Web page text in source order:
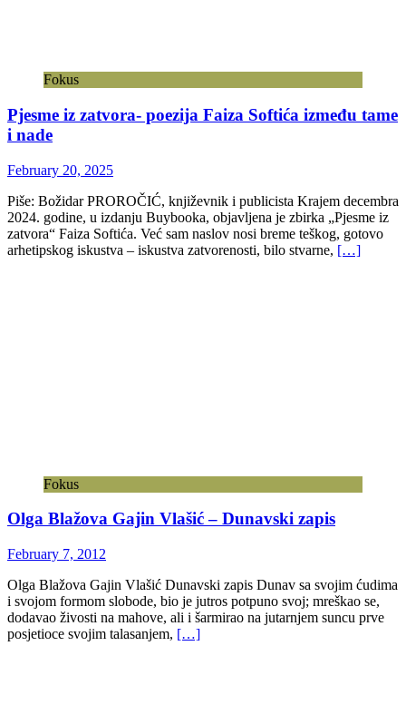
Fokus
Pjesme iz zatvora- poezija Faiza Softića između tame
i nade
February 20, 2025
Piše: Božidar PROROČIĆ, književnik i publicista Krajem decembra
2024. godine, u izdanju Buybooka, objavljena je zbirka „Pjesme iz
zatvora“ Faiza Softića. Već sam naslov nosi breme teškog, gotovo
arhetipskog iskustva – iskustva zatvorenosti, bilo stvarne, […]
Fokus
Olga Blažova Gajin Vlašić – Dunavski zapis
February 7, 2012
Olga Blažova Gajin Vlašić Dunavski zapis Dunav sa svojim ćudima
i svojom formom slobode, bio je jutros potpuno svoj; mreškao se,
dodavao živosti na mahove, ali i šarmirao na jutarnjem suncu prve
posjetioce svojim talasanjem, […]